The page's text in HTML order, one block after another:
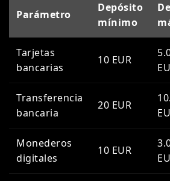
Parámetro
Depósito
mínimo
Tarjetas
bancarias
10 EUR
Transferencia
bancaria
20 EUR
Monederos
digitales
10 EUR